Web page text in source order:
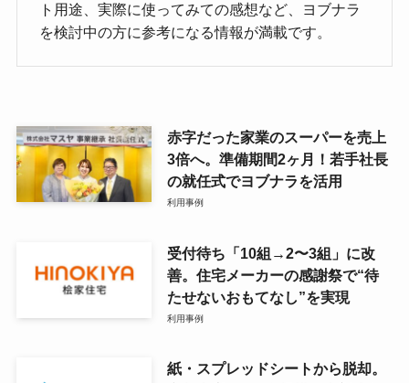
ト用途、実際に使ってみての感想など、ヨブナラ
を検討中の方に参考になる情報が満載です。
赤字だった家業のスーパーを売上
3倍へ。準備期間2ヶ月！若手社長
の就任式でヨブナラを活用
利用事例
受付待ち「10組→2〜3組」に改
善。住宅メーカーの感謝祭で“待
たせないおもてなし”を実現
利用事例
紙・スプレッドシートから脱却。